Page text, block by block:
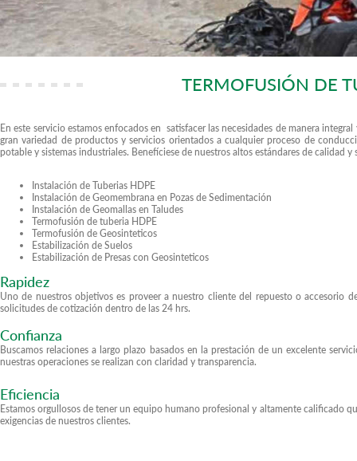
TERMOFUSIÓN DE
En este servicio estamos enfocados en satisfacer las necesidades de manera
gran variedad de productos y servicios orientados a cualquier proceso de
potable y sistemas industriales. Benefíciese de nuestros altos estándares de calidad
Instalación de Tuberias HDPE
Instalación de Geomembrana en Pozas de Sedimentación
Instalación de Geomallas en Taludes
Termofusión de tuberia HDPE
Termofusión de Geosinteticos
Estabilización de Suelos
Estabilización de Presas con Geosinteticos
Rapidez
Uno de nuestros objetivos es proveer a nuestro cliente del repuesto o accesorio
solicitudes de cotización dentro de las 24 hrs.
Confianza
Buscamos relaciones a largo plazo basados en la prestación de un excelente
nuestras operaciones se realizan con claridad y transparencia.
Eficiencia
Estamos orgullosos de tener un equipo humano profesional y altamente calificado
exigencias de nuestros clientes.